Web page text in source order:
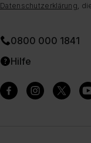
Datenschutzerklärung ,
0800 000 1841
Hilfe